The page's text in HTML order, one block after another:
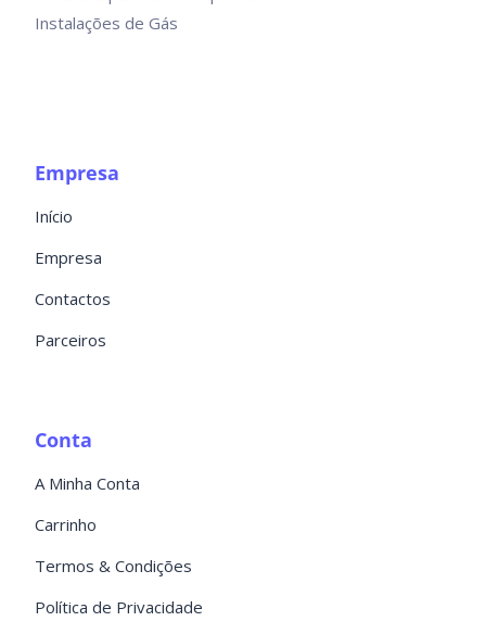
Instalações de Gás
Empresa
Início
Empresa
Contactos
Parceiros
Conta
A Minha Conta
Carrinho
Termos & Condições
Política de Privacidade